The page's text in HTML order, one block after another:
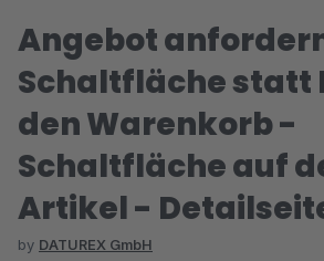
Angebot
Schaltfläche statt
den Warenkorb -
Schaltfläche auf
Artikel -
by DATUREX GmbH